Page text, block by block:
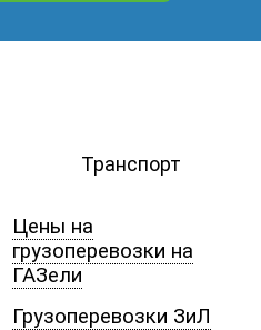
Транспорт
Цены на
грузоперевозки на
ГАЗели
Грузоперевозки ЗиЛ